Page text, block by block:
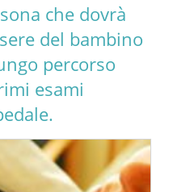
che dovrà
del bambino
percorso
esami